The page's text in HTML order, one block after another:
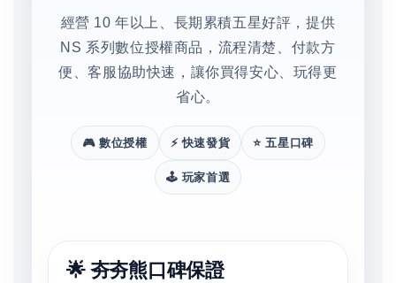
經營 10 年以上、長期累積五星好評，提供
NS 系列數位授權商品，流程清楚、付款方
便、客服協助快速，讓你買得安心、玩得更
省心。
🎮 數位授權 ⚡ 快速發貨 ⭐ 五星口碑
🕹️ 玩家首選
🌟 夯夯熊口碑保證